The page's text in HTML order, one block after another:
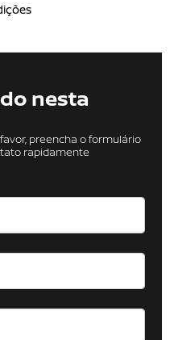
nesta
preencha o formulário
rapidamente